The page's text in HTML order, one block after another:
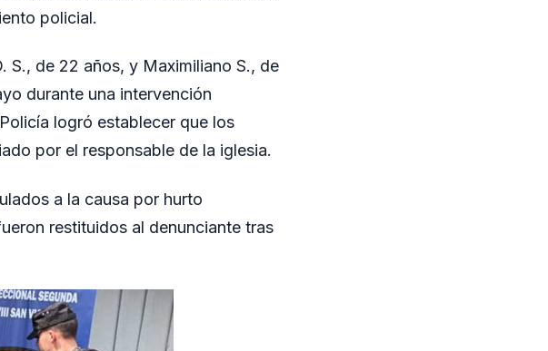
policial.
S., de 22 años, y Maximiliano S., de
durante una intervención
logró establecer que los
por el responsable de la iglesia.
a la causa por hurto
restituidos al denunciante tras